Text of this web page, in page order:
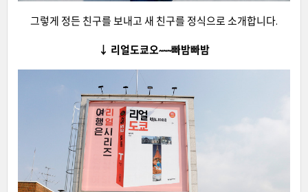
그렇게 정든 친구를 보내고 새 친구를 정식으로 소개합니다.
↓ 리얼도쿄오~~~빠밤빠밤